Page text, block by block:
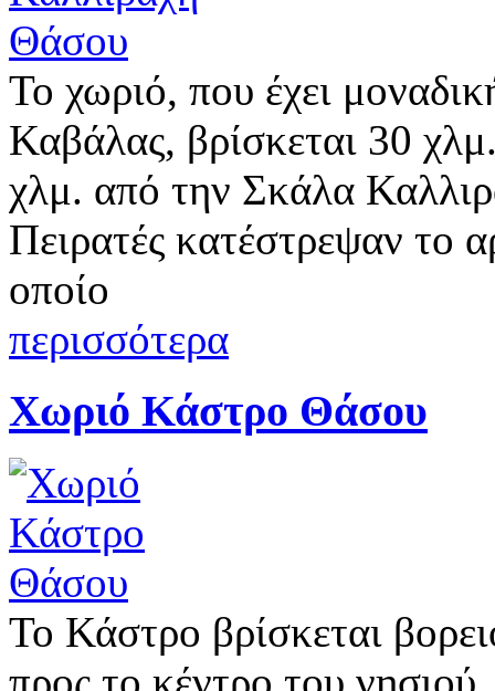
Το χωριό, που έχει
Καβάλας, βρίσκεται 30
χλμ. από την Σκάλα
Πειρατές κατέστρεψαν το
οποίο
περισσότερα
Χωριό Κάστρο Θάσου
Το Κάστρο βρίσκεται
προς το κέντρο του